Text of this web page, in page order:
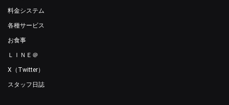
料金システム
各種サービス
お食事
ＬＩＮＥ＠
X（Twitter）
スタッフ日誌